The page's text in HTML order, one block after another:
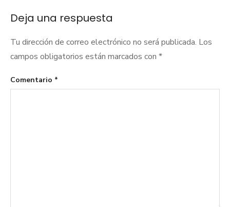
Deja una respuesta
Tu dirección de correo electrónico no será publicada. Los
campos obligatorios están marcados con *
Comentario *